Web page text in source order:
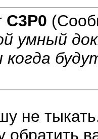
C3P0
умный
когда
не
обратить